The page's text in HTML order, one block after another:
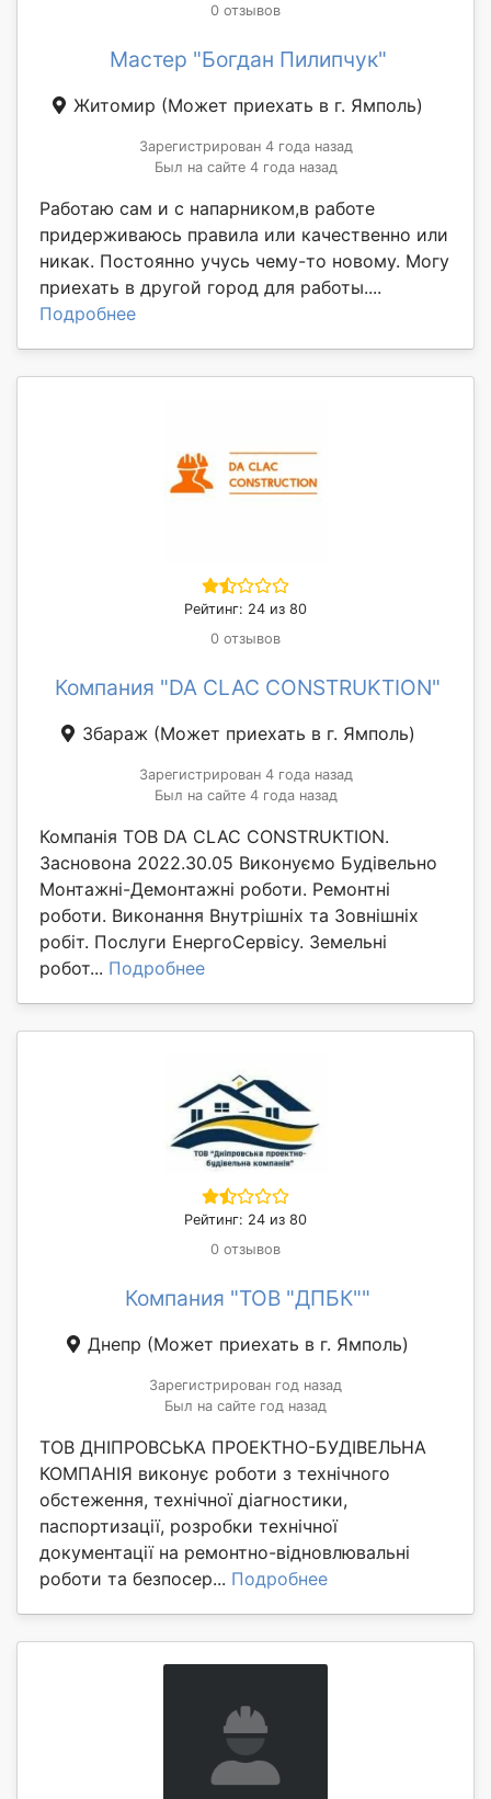
0 отзывов
Мастер "Богдан Пилипчук"
Житомир (Может приехать в г. Ямполь)
Зарегистрирован 4 года назад
Был на сайте 4 года назад
Работаю сам и с напарником,в работе
придерживаюсь правила или качественно или
никак. Постоянно учусь чему-то новому. Могу
приехать в другой город для работы....
Подробнее
Рейтинг: 24 из 80
0 отзывов
Компания "DA CLAC CONSTRUKTION"
Збараж (Может приехать в г. Ямполь)
Зарегистрирован 4 года назад
Был на сайте 4 года назад
Компанія ТОВ DA CLAC CONSTRUKTION.
Засновона 2022.30.05 Виконуємо Будівельно
Монтажні-Демонтажні роботи. Ремонтні
роботи. Виконання Внутрішніх та Зовнішніх
робіт. Послуги ЕнергоСервісу. Земельні
робот... Подробнее
Рейтинг: 24 из 80
0 отзывов
Компания "ТОВ "ДПБК""
Днепр (Может приехать в г. Ямполь)
Зарегистрирован год назад
Был на сайте год назад
ТОВ ДНІПРОВСЬКА ПРОЕКТНО-БУДІВЕЛЬНА
КОМПАНІЯ виконує роботи з технічного
обстеження, технічної діагностики,
паспортизації, розробки технічної
документації на ремонтно-відновлювальні
роботи та безпосер... Подробнее